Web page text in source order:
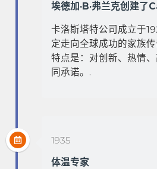
埃德加·B·弗兰克创建
卡洛斯塔特公司成立于
定走向全球成功的家族
特点是：对创新、热情
同承诺。.
1935
体温专家